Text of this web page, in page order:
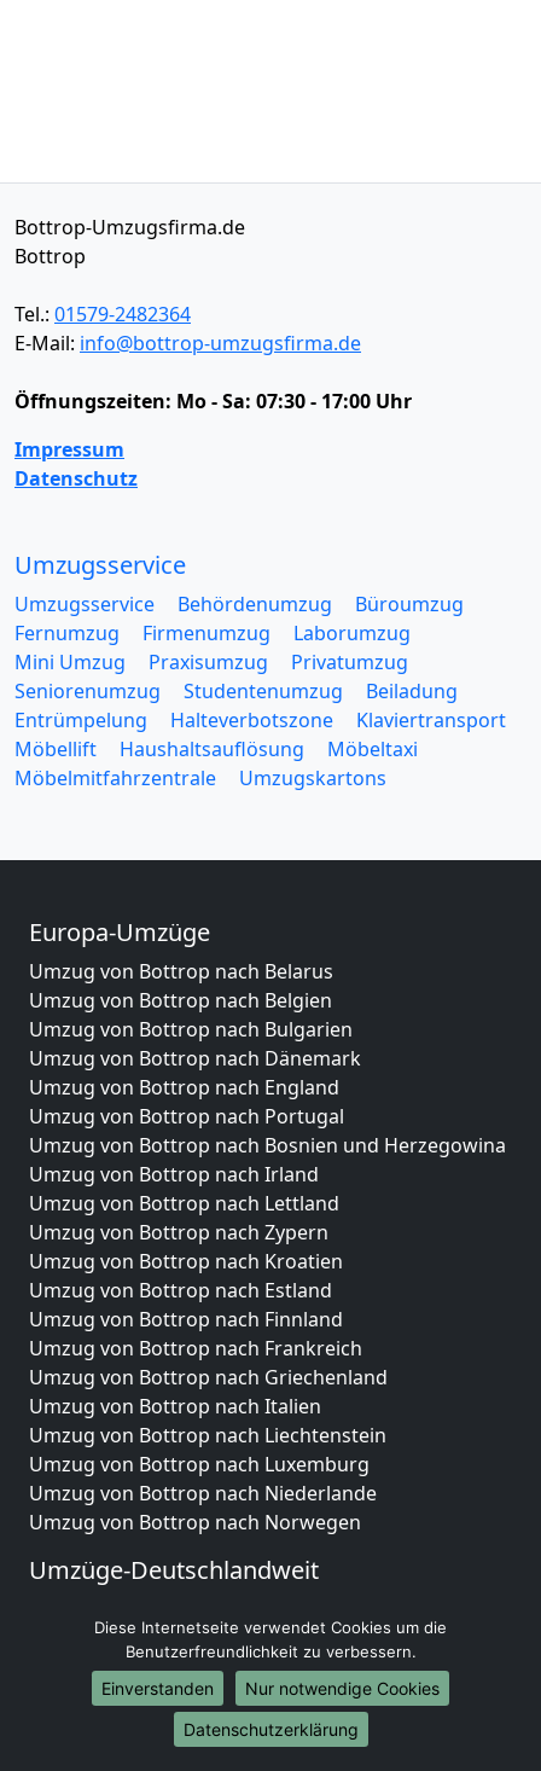
Bottrop-Umzugsfirma.de
Bottrop
Tel.: 01579-2482364
E-Mail: info@bottrop-umzugsfirma.de
Öffnungszeiten: Mo - Sa: 07:30 - 17:00 Uhr
Impressum
Datenschutz
Umzugsservice
Umzugsservice Behördenumzug
Büroumzug
Fernumzug
Firmenumzug
Laborumzug
Mini Umzug
Praxisumzug
Privatumzug
Seniorenumzug
Studentenumzug
Beiladung
Entrümpelung
Halteverbotszone
Klaviertransport
Möbellift
Haushaltsauflösung
Möbeltaxi
Möbelmitfahrzentrale
Umzugskartons
Europa-Umzüge
Umzug von Bottrop nach Belarus
Umzug von Bottrop nach Belgien
Umzug von Bottrop nach Bulgarien
Umzug von Bottrop nach Dänemark
Umzug von Bottrop nach England
Umzug von Bottrop nach Portugal
Umzug von Bottrop nach Bosnien und Herzegowina
Umzug von Bottrop nach Irland
Umzug von Bottrop nach Lettland
Umzug von Bottrop nach Zypern
Umzug von Bottrop nach Kroatien
Umzug von Bottrop nach Estland
Umzug von Bottrop nach Finnland
Umzug von Bottrop nach Frankreich
Umzug von Bottrop nach Griechenland
Umzug von Bottrop nach Italien
Umzug von Bottrop nach Liechtenstein
Umzug von Bottrop nach Luxemburg
Umzug von Bottrop nach Niederlande
Umzug von Bottrop nach Norwegen
Umzüge-Deutschlandweit
Umzug von Bottrop nach Hamburg
Umzug von Bottrop nach München
Umzug von Bottrop nach Köln
Umzug von Bottrop nach Frankfurt am Main
Umzug von Bottrop nach Stuttgart
Diese Internetseite verwendet Cookies um die
Benutzerfreundlichkeit zu verbessern.
Einverstanden
Nur notwendige Cookies
Datenschutzerklärung